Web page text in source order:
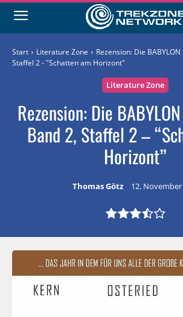
Start Literature Zone
Rezension: Die
Staffel 2 - "Schatten am Horizont"
Literature Zone
Rezension: Die
Band 2, Staffel 2 –
Horizont”
Thomas Götz 12. November